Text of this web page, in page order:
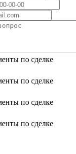
по сделке
по сделке
по сделке
по сделке